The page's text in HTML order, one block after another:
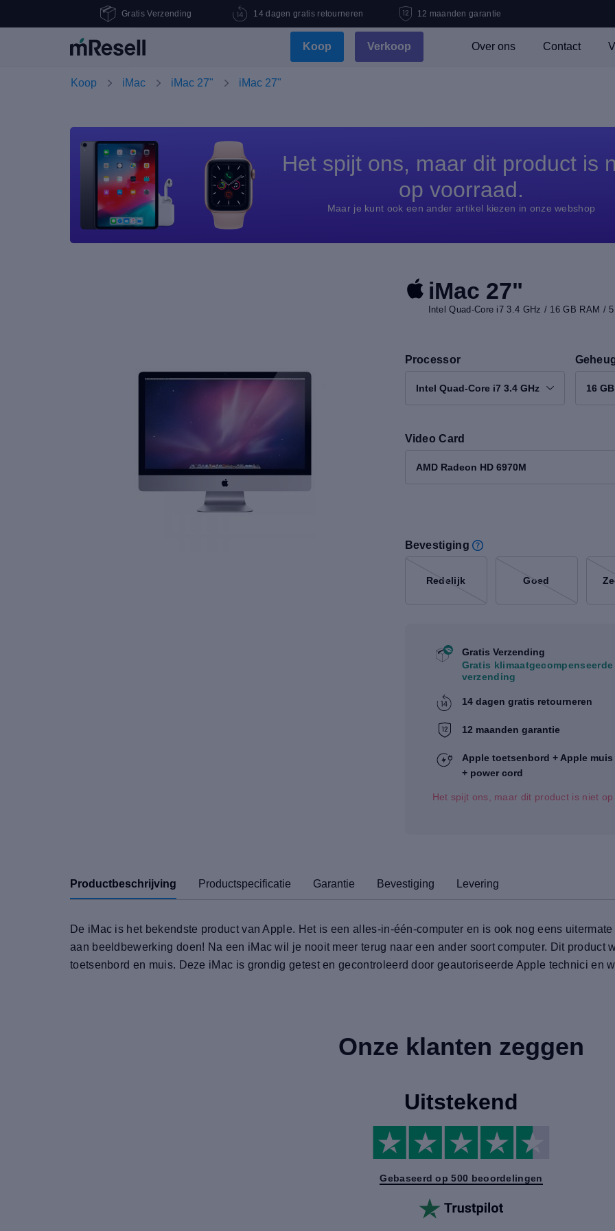
Gratis Verzending 14 dagen gratis retourneren 12 maanden garantie
Koop Verkoop Over ons Contact
Koop iMac iMac 27" iMac 27"
Het spijt ons, maar dit product is
op voorraad.
Maar je kunt ook een ander artikel kiezen in onze webshop
iMac 27"
Intel Quad-Core i7 3.4 GHz / 16 GB RAM /
Processor
Intel Quad-Core i7 3.4 GHz 16
Video Card
AMD Radeon HD 6970M
Bevestiging
Redelijk Goed
Gratis Verzending
Gratis klimaatgecompenseerde
verzending
14 dagen gratis retourneren
12 maanden garantie
Apple toetsenbord + Apple muis
+ power cord
Het spijt ons, maar dit product is niet
Productbeschrijving Productspecificatie Garantie Bevestiging Levering
De iMac is het bekendste product van Apple. Het is een alles-in-één-computer en is ook nog eens
aan beeldbewerking doen! Na een iMac wil je nooit meer terug naar een ander soort computer. Dit product
toetsenbord en muis. Deze iMac is grondig getest en gecontroleerd door geautoriseerde Apple technici en
Onze klanten zeggen
Uitstekend
Gebaseerd op 500 beoordelingen